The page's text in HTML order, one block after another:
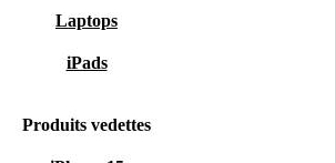
Laptops
iPads
Produits vedettes